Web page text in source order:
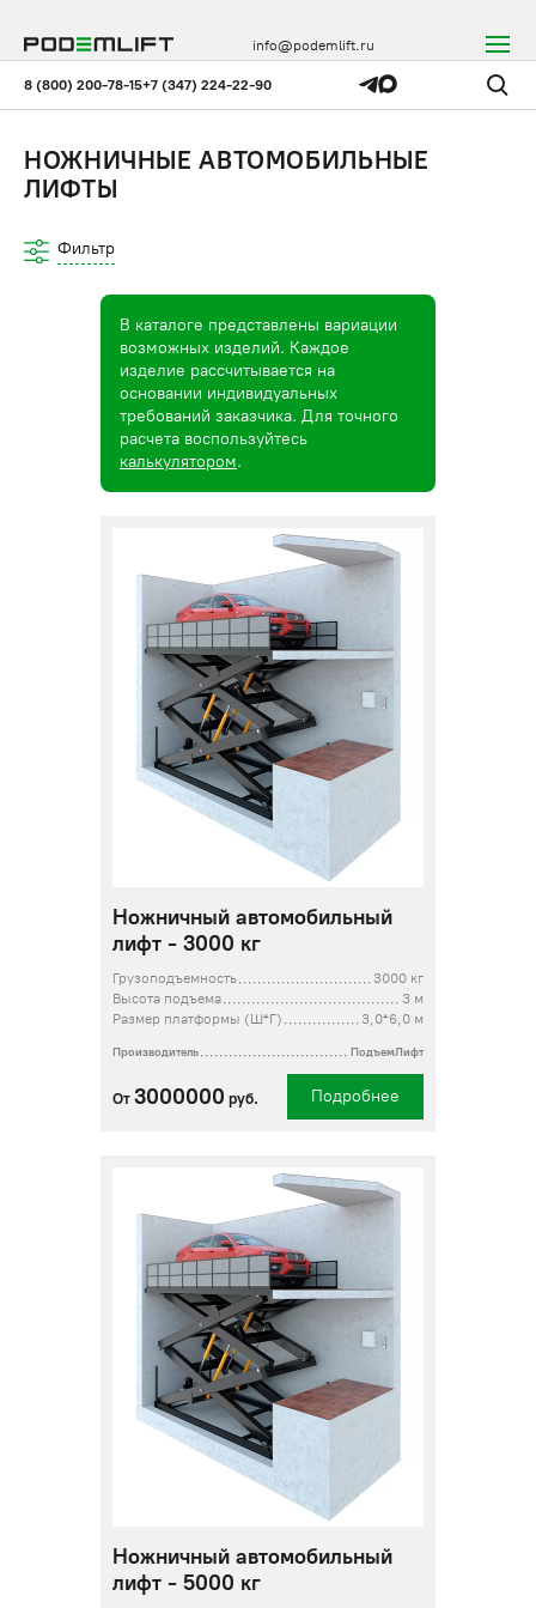
8 (800) 200-78-15+7 (347) 224-22-90
info@podemlift.ru
НОЖНИЧНЫЕ АВТОМОБИЛЬНЫЕ
ЛИФТЫ
Фильтр
В каталоге представлены вариации
возможных изделий. Каждое
изделие рассчитывается на
основании индивидуальных
требований заказчика. Для точного
расчета воспользуйтесь
калькулятором.
Ножничный автомобильный
лифт - 3000 кг
Грузоподъемность
3000 кг
Высота подъема
3 м
Размер платформы (Ш*Г)
3,0*6,0 м
Производитель ПодъемЛифт
От 3000000 руб. Подробнее
Ножничный автомобильный
лифт - 5000 кг